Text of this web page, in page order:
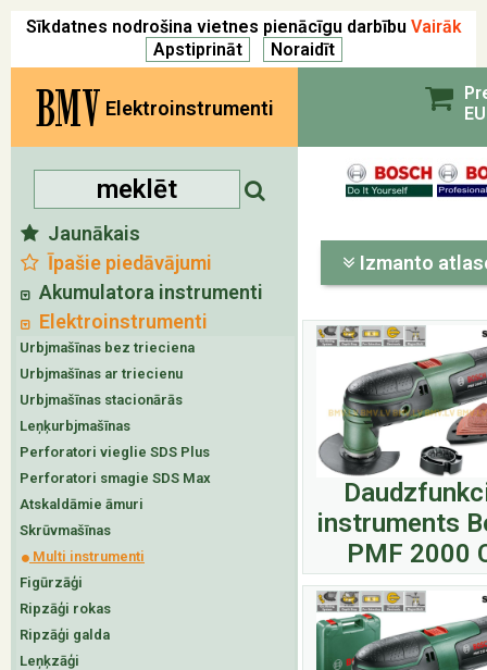
Sīkdatnes nodrošina vietnes pienācīgu darbību Vairāk
BMV Elektroinstrumenti
Jaunākais
Īpašie piedāvājumi
Akumulatora instrumenti
Elektroinstrumenti
Urbjmašīnas bez trieciena
Urbjmašīnas ar triecienu
Urbjmašīnas stacionārās
Leņķurbjmašīnas
Perforatori vieglie SDS Plus
Perforatori smagie SDS Max
Atskaldāmie āmuri
Skrūvmašīnas
Multi instrumenti
Figūrzāģi
Ripzāģi rokas
Ripzāģi galda
Leņķzāģi
Izmanto
instruments
PMF 2000